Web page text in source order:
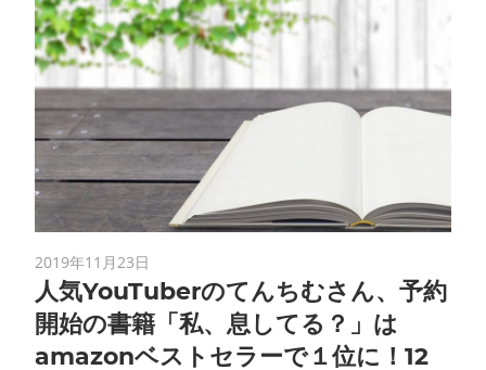
2019年11月23日
人気YouTuberのてんちむさん、予約
開始の書籍「私、息してる？」は
amazonベストセラーで１位に！12